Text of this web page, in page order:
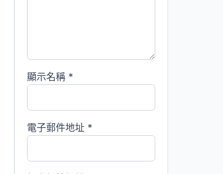
顯示名稱 *
電子郵件地址 *